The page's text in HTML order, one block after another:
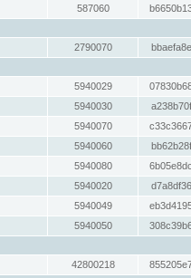
587060
2790070
5940029
5940030
5940070
5940060
5940080
5940020
5940049
5940050
42800218